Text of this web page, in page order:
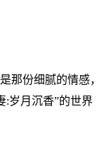
那份细腻的情感，
:岁月沉香”的世界